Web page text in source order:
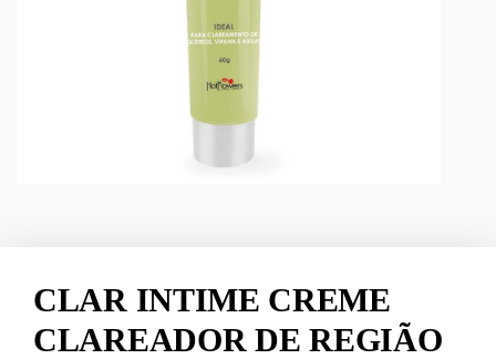
CLAR INTIME CREME
CLAREADOR DE REGIÃO